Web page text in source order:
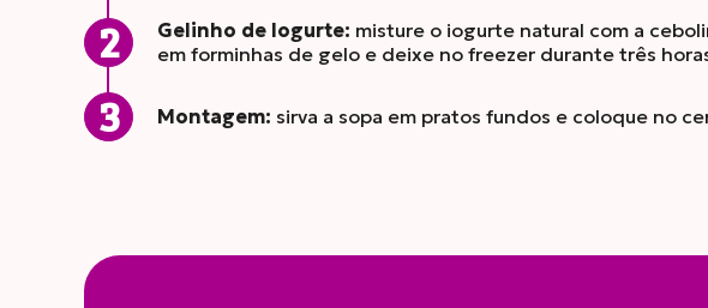
Gelinho de Iogurte: misture o iogurte natural com a
em forminhas de gelo e deixe no freezer durante três
Montagem: sirva a sopa em pratos fundos e coloque no